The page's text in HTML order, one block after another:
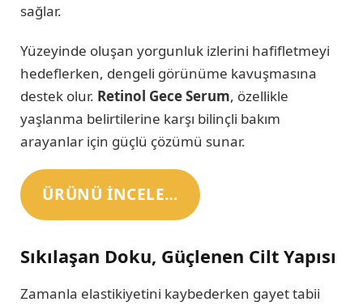
sağlar.
Yüzeyinde oluşan yorgunluk izlerini hafifletmeyi
hedeflerken, dengeli görünüme kavuşmasına
destek olur. Retinol Gece Serum, özellikle
yaşlanma belirtilerine karşı bilinçli bakım
arayanlar için güçlü çözümü sunar.
ÜRÜNÜ INCELE…
Sıkılaşan Doku, Güçlenen Cilt Yapısı
Zamanla elastikiyetini kaybederken gayet tabii